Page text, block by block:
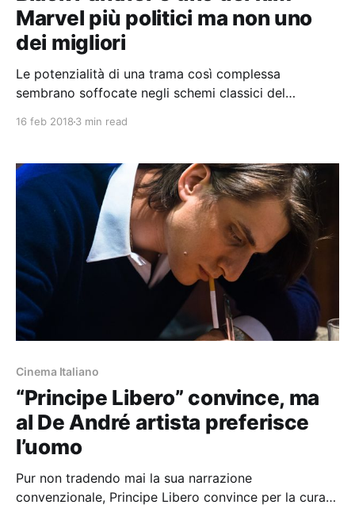
Marvel più politici ma non uno
dei migliori
Le potenzialità di una trama così complessa
sembrano soffocate negli schemi classici del
16 feb 2018 3 min read
Cinema Italiano
“Principe Libero” convince, ma
al De André artista preferisce
l’uomo
Pur non tradendo mai la sua narrazione
convenzionale, Principe Libero convince per la cura